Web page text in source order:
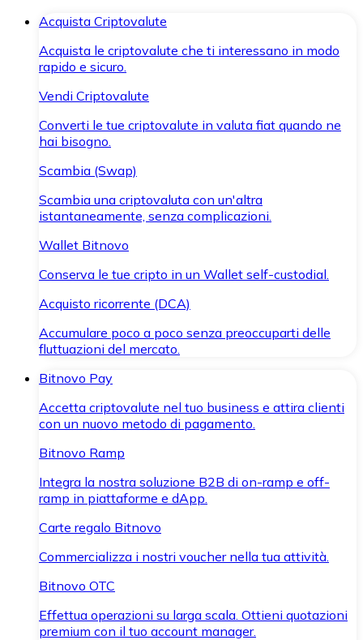
Acquista Criptovalute
Acquista le criptovalute che ti interessano in modo
rapido e sicuro.
Vendi Criptovalute
Converti le tue criptovalute in valuta fiat quando ne
hai bisogno.
Scambia (Swap)
Scambia una criptovaluta con un'altra
istantaneamente, senza complicazioni.
Wallet Bitnovo
Conserva le tue cripto in un Wallet self-custodial.
Acquisto ricorrente (DCA)
Accumulare poco a poco senza preoccuparti delle
fluttuazioni del mercato.
Bitnovo Pay
Accetta criptovalute nel tuo business e attira clienti
con un nuovo metodo di pagamento.
Bitnovo Ramp
Integra la nostra soluzione B2B di on-ramp e off-
ramp in piattaforme e dApp.
Carte regalo Bitnovo
Commercializza i nostri voucher nella tua attività.
Bitnovo OTC
Effettua operazioni su larga scala. Ottieni quotazioni
premium con il tuo account manager.